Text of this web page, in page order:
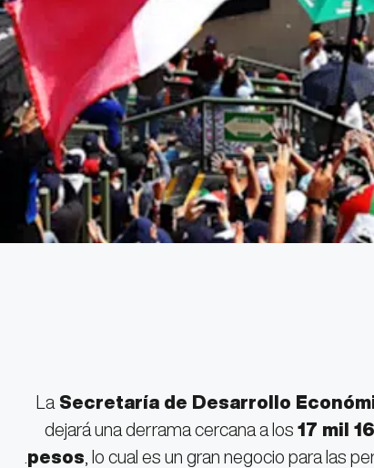
La Secretaría de Desarrollo
17 mil
pesos , lo cual es un gran negocio para las